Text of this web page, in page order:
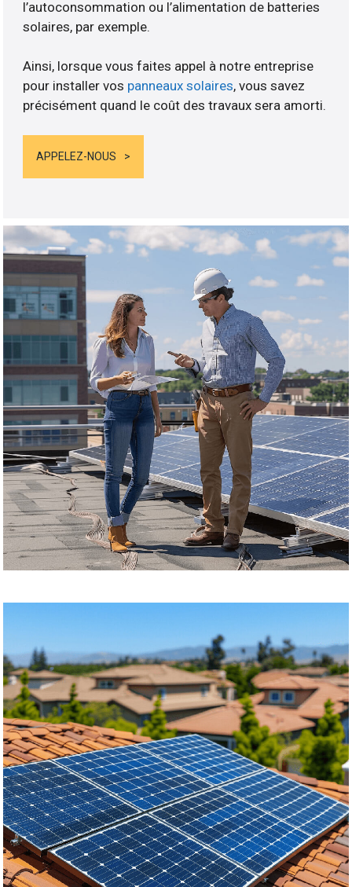
l’autoconsommation ou l’alimentation de batteries
solaires, par exemple.
Ainsi, lorsque vous faites appel à notre entreprise
pour installer vos panneaux solaires, vous savez
précisément quand le coût des travaux sera amorti.
APPELEZ-NOUS